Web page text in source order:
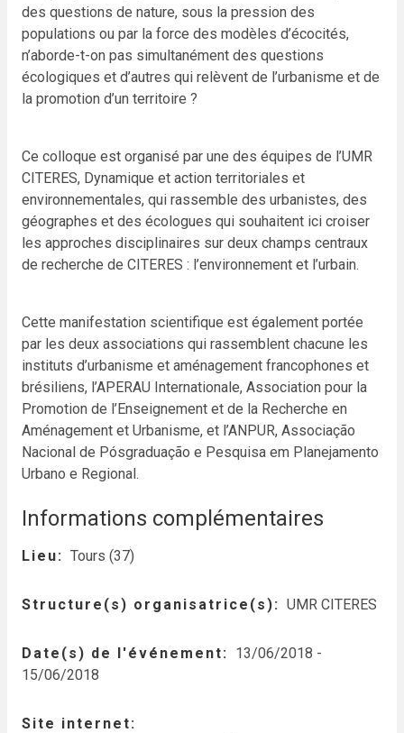
des questions de nature, sous la pression des
populations ou par la force des modèles d’écocités,
n’aborde-t-on pas simultanément des questions
écologiques et d’autres qui relèvent de l’urbanisme et de
la promotion d’un territoire ?
Ce colloque est organisé par une des équipes de l’UMR
CITERES, Dynamique et action territoriales et
environnementales, qui rassemble des urbanistes, des
géographes et des écologues qui souhaitent ici croiser
les approches disciplinaires sur deux champs centraux
de recherche de CITERES : l’environnement et l’urbain.
Cette manifestation scientifique est également portée
par les deux associations qui rassemblent chacune les
instituts d’urbanisme et aménagement francophones et
brésiliens, l’APERAU Internationale, Association pour la
Promotion de l’Enseignement et de la Recherche en
Aménagement et Urbanisme, et l’ANPUR, Associação
Nacional de Pósgraduação e Pesquisa em Planejamento
Urbano e Regional.
Informations complémentaires
Lieu Tours (37)
Structure(s) organisatrice(s) UMR CITERES
Date(s) de l'événement 13/06/2018 -
15/06/2018
Site internet